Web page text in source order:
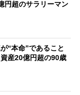
円超のサラリーマン
“本命”であること
産20億円超の90歳